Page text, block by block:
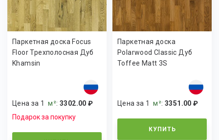
Паркетная доска Focus
Floor Трехполосная Дуб
Khamsin
Цена за 1м²:3302.00 ₽
Подарок за покупку
Паркетная доска
Polarwood Classic Дуб
Toffee Matt 3S
Цена за 1м²:3351.00 ₽
КУПИТЬ